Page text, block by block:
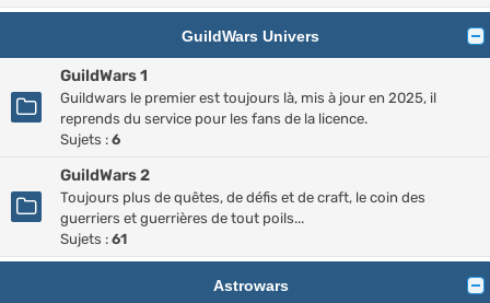
GuildWars Univers
GuildWars 1
Guildwars le premier est toujours là, mis à jour en 2025, il
reprends du service pour les fans de la licence.
Sujets : 6
GuildWars 2
Toujours plus de quêtes, de défis et de craft, le coin des
guerriers et guerrières de tout poils...
Sujets : 61
Astrowars